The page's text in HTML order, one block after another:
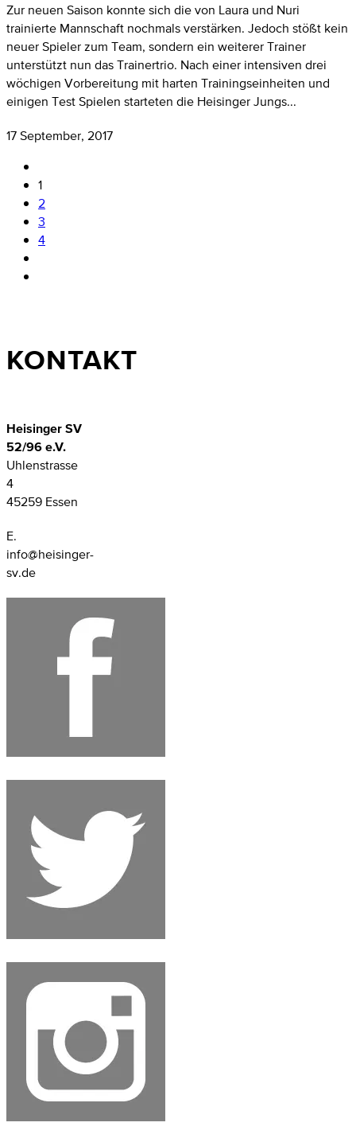
Zur neuen Saison konnte sich die von Laura und Nuri
trainierte Mannschaft nochmals verstärken. Jedoch stößt kein
neuer Spieler zum Team, sondern ein weiterer Trainer
unterstützt nun das Trainertrio. Nach einer intensiven drei
wöchigen Vorbereitung mit harten Trainingseinheiten und
einigen Test Spielen starteten die Heisinger Jungs...
17 September, 2017
1
2
3
4
KONTAKT
Heisinger SV
52/96 e.V.
Uhlenstrasse
4
45259 Essen
E.
info@heisinger-
sv.de